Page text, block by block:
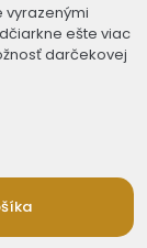
vyrazenými
ešte viac
darčekovej